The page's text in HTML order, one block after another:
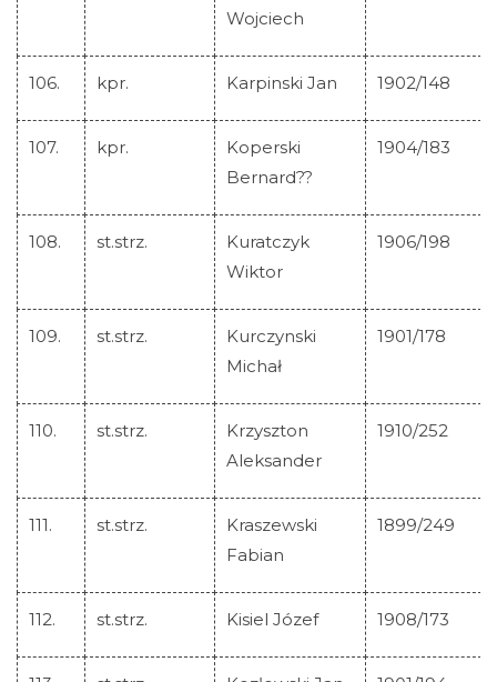
Wojciech
106. kpr. Karpinski Jan 1902/148
107. kpr.
Koperski
Bernard??
1904/183
108. st.strz.
Kuratczyk
Wiktor
1906/198
109. st.strz.
Kurczynski
Michał
1901/178
110. st.strz.
Krzyszton
Aleksander
1910/252
111. st.strz.
Kraszewski
Fabian
1899/249
112. st.strz. Kisiel Józef 1908/173